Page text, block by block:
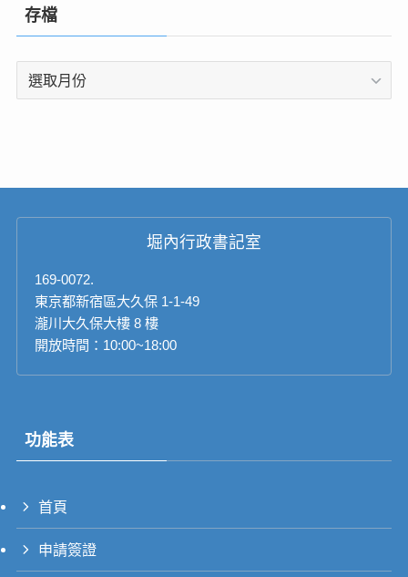
存檔
存
堀內行政書記室
169-0072.
東京都新宿區大久保 1-1-49
瀧川大久保大樓 8 樓
開放時間：10:00~18:00
功能表
首頁
申請簽證
PT_BR